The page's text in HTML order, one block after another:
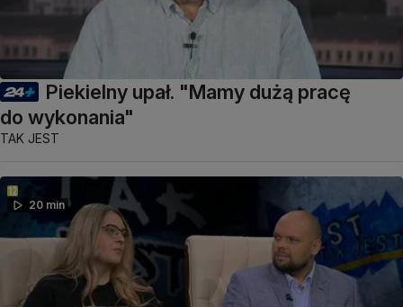
Piekielny upał. "Mamy dużą pracę
do wykonania"
TAK JEST
20 min